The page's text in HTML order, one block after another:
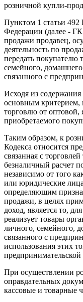
розничной купли-
Пунктом 1 статьи 492
Федерации (далее -
продажи продавец,
деятельность по
передать покупателю
семейного,
связанного с
Исходя из
основным
торговлю от оптовой,
приобретаемого
Таким образом, к
Кодекса относится
связанная с
безналичный расчет
независимо от того
или юридические
определяющим
продажи, в целях
доход, является то,
реализует товары
личного, семейного,
связанного с
использования этих
предпринимательской
При осуществлении
оправдательных
кассовые и товарные